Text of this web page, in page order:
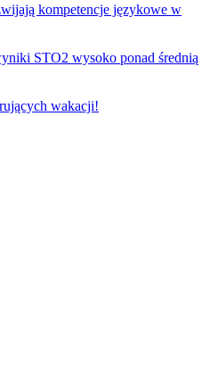
kompetencje językowe w
STO2 wysoko ponad średnią
wakacji!